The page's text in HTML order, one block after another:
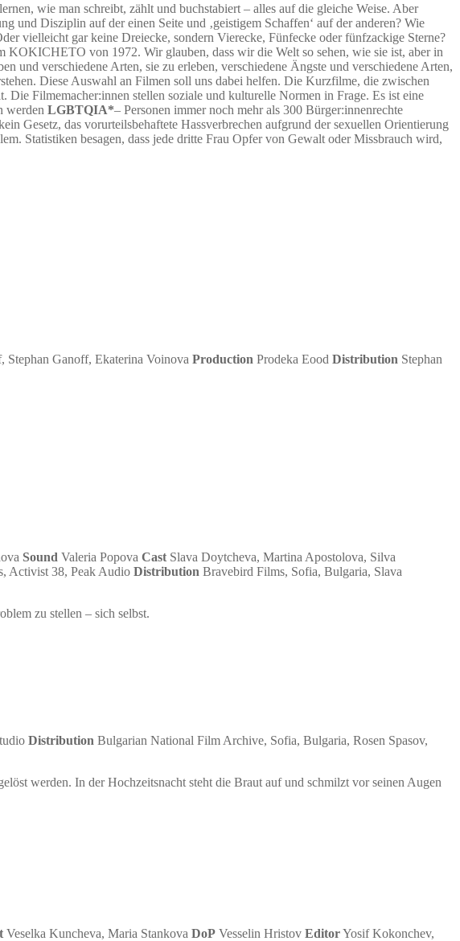
wie man schreibt, zählt und buchstabiert – alles auf die gleiche Weise. Aber
und Disziplin auf der einen Seite und ‚geistigem Schaffen‘ auf der anderen? Wie
vielleicht gar keine Dreiecke, sondern Vierecke, Fünfecke oder fünfzackige Sterne?
KOKICHETO von 1972. Wir glauben, dass wir die Welt so sehen, wie sie ist, aber in
und verschiedene Arten, sie zu erleben, verschiedene Ängste und verschiedene Arten,
Diese Auswahl an Filmen soll uns dabei helfen. Die Kurzfilme, die zwischen
Filmemacher:innen stellen soziale und kulturelle Normen in Frage. Es ist eine
werden LGBTQIA*– Personen immer noch mehr als 300 Bürger:innenrechte
Gesetz, das vorurteilsbehaftete Hassverbrechen aufgrund der sexuellen Orientierung
Statistiken besagen, dass jede dritte Frau Opfer von Gewalt oder Missbrauch wird,
Stephan Ganoff, Ekaterina Voinova Production Prodeka Eood Distribution Stephan
Sound Valeria Popova Cast Slava Doytcheva, Martina Apostolova, Silva
Activist 38, Peak Audio Distribution Bravebird Films, Sofia, Bulgaria, Slava
zu stellen – sich selbst.
Distribution Bulgarian National Film Archive, Sofia, Bulgaria, Rosen Spasov,
werden. In der Hochzeitsnacht steht die Braut auf und schmilzt vor seinen Augen
Veselka Kuncheva, Maria Stankova DoP Vesselin Hristov EditorYosif Kokonchev,